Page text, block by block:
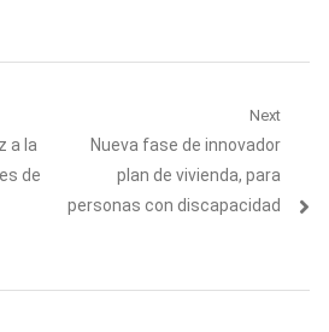
a la
de
Next
Next
post:
Nueva fase de innovador
plan de vivienda, para
personas con discapacidad